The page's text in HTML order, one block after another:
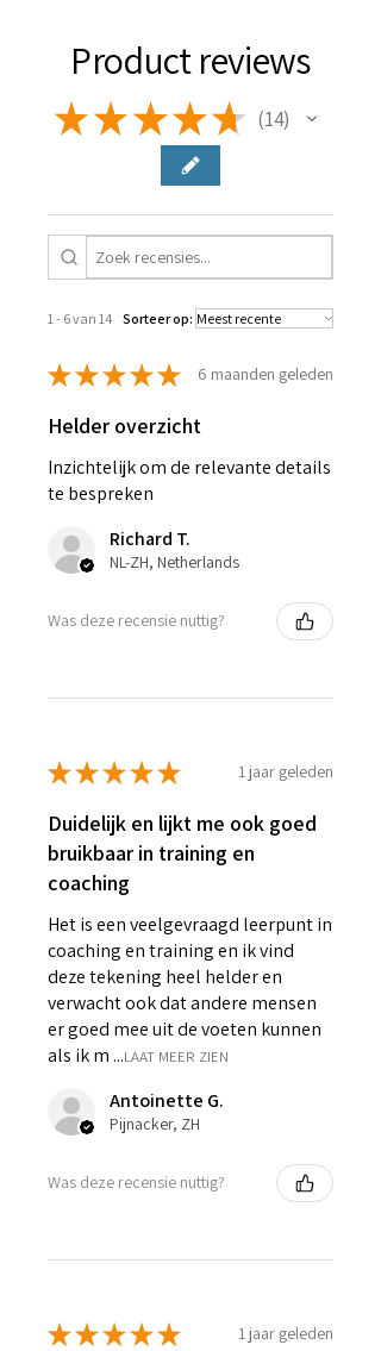
Product reviews
★ ★★★★ 14
14
1 - 6 van 14 Sorteer op:
★★★★★ 6 maanden geleden
Helder overzicht
Inzichtelijk om de relevante details
te bespreken
Richard T.
NL-ZH, Netherlands
Was deze recensie nuttig?
★★★★★ 1 jaar geleden
Duidelijk en lijkt me ook goed
bruikbaar in training en
coaching
Het is een veelgevraagd leerpunt in
coaching en training en ik vind
deze tekening heel helder en
verwacht ook dat andere mensen
er goed mee uit de voeten kunnen
als ik m ...LAAT MEER ZIEN
Antoinette G.
Pijnacker, ZH
Was deze recensie nuttig?
★★★★★ 1 jaar geleden